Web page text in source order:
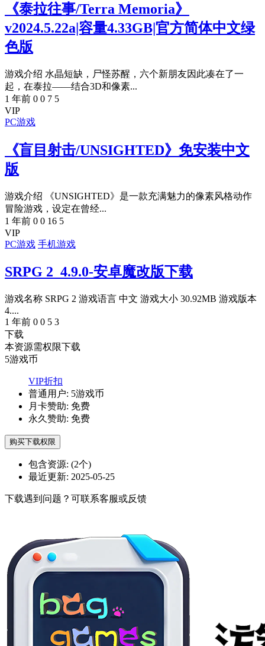
《泰拉往事/Terra Memoria》
v2024.5.22a|容量4.33GB|官方简体中文绿
色版
游戏介绍 水晶短缺，尸怪苏醒，六个新朋友因此凑在了一
起，在泰拉——结合3D和像素...
1 年前 0 0 7 5
VIP
PC游戏
《盲目射击/UNSIGHTED》免安装中文
版
游戏介绍 《UNSIGHTED》是一款充满魅力的像素风格动作
冒险游戏，设定在曾经...
1 年前 0 0 16 5
VIP
PC游戏 手机游戏
SRPG 2_4.9.0-安卓魔改版下载
游戏名称 SRPG 2 游戏语言 中文 游戏大小 30.92MB 游戏版本
4....
1 年前 0 0 5 3
下载
本资源需权限下载
5游戏币
VIP折扣
普通用户: 5游戏币
月卡赞助: 免费
永久赞助: 免费
购买下载权限
包含资源: (2个)
最近更新: 2025-05-25
下载遇到问题？可联系客服或反馈